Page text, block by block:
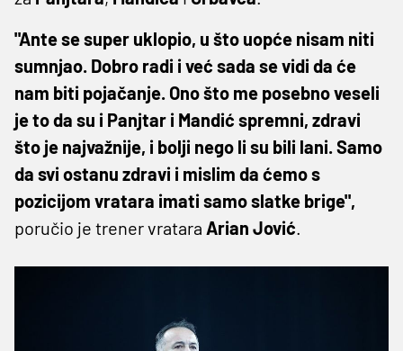
"Ante se super uklopio, u što uopće nisam niti
sumnjao. Dobro radi i već sada se vidi da će
nam biti pojačanje. Ono što me posebno veseli
je to da su i Panjtar i Mandić spremni, zdravi
što je najvažnije, i bolji nego li su bili lani. Samo
da svi ostanu zdravi i mislim da ćemo s
pozicijom vratara imati samo slatke brige",
poručio je trener vratara Arian Jović